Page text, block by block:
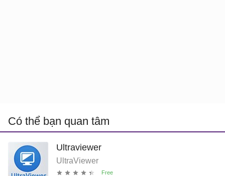
Có thể bạn quan tâm
Ultraviewer
UltraViewer